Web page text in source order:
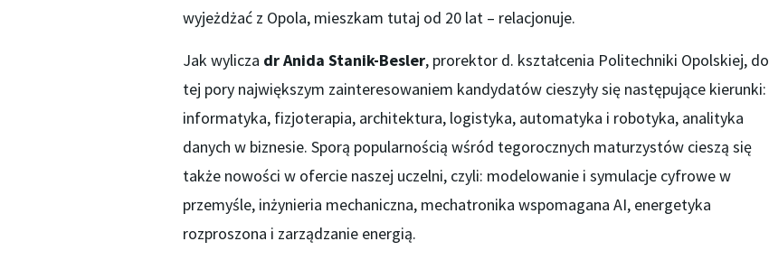
wyjeżdżać z Opola, mieszkam tutaj od 20 lat – relacjonuje.
Jak wylicza dr Anida Stanik-Besler, prorektor d. kształcenia Politechniki Opolskiej, do
tej pory największym zainteresowaniem kandydatów cieszyły się następujące kierunki:
informatyka, fizjoterapia, architektura, logistyka, automatyka i robotyka, analityka
danych w biznesie. Sporą popularnością wśród tegorocznych maturzystów cieszą się
także nowości w ofercie naszej uczelni, czyli: modelowanie i symulacje cyfrowe w
przemyśle, inżynieria mechaniczna, mechatronika wspomagana AI, energetyka
rozproszona i zarządzanie energią.